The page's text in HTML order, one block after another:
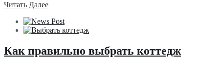
Читать Далее
Как правильно выбрать коттедж